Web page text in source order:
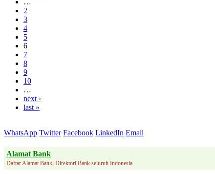
2
3
4
5
6
7
8
9
10
…
next ›
last »
WhatsApp Twitter Facebook LinkedIn Email
Alamat Bank
Daftar Alamat Bank, Direktori Bank seluruh Indonesia